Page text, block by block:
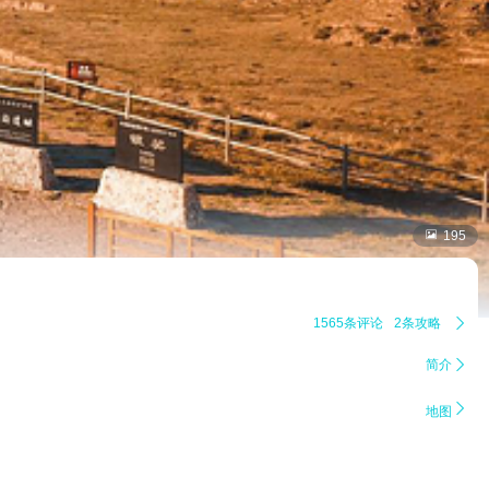
 195
1565条评论 2条攻略 
简介 
地图 